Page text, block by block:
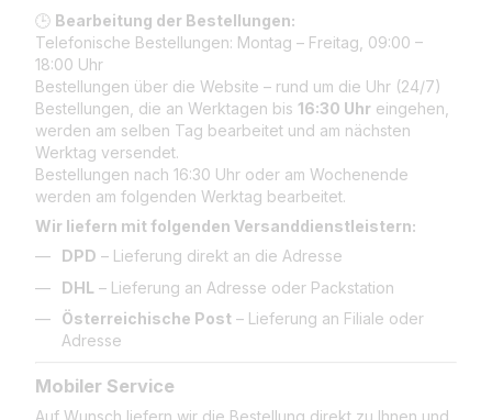
🕒 Bearbeitung der Bestellungen:
Telefonische Bestellungen: Montag – Freitag, 09:00 –
18:00 Uhr
Bestellungen über die Website – rund um die Uhr (24/7)
Bestellungen, die an Werktagen bis 16:30 Uhr eingehen,
werden am selben Tag bearbeitet und am nächsten
Werktag versendet.
Bestellungen nach 16:30 Uhr oder am Wochenende
werden am folgenden Werktag bearbeitet.
Wir liefern mit folgenden Versanddienstleistern:
DPD – Lieferung direkt an die Adresse
DHL – Lieferung an Adresse oder Packstation
Österreichische Post – Lieferung an Filiale oder
Adresse
Mobiler Service